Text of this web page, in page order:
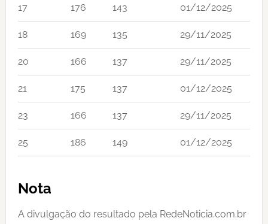
17 176 143 01/12/2025
18 169 135 29/11/2025
20 166 137 29/11/2025
21 175 137 01/12/2025
23 166 137 29/11/2025
25 186 149 01/12/2025
Nota
A divulgação do resultado pela RedeNoticia.com.br